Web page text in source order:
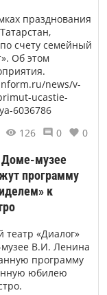
празднования
счету семейный
Об этом
news/v-
ucastie-
6036786
126
0 0
Доме-музее
программу
к
театр «Диалог»
музее В.И. Ленина
программу
юбилею